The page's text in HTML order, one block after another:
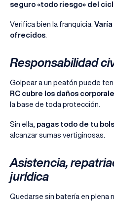
seguro «todo riesgo» del
Verifica bien la franquicia.
ofrecidos.
Responsabilidad
Golpear a un peatón puede
RC cubre los daños
la base de toda protección.
Sin ella, pagas todo de tu
alcanzar sumas vertiginosas.
Asistencia,
jurídica
Quedarse sin batería en plena